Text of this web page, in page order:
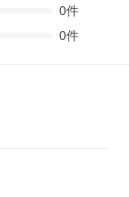
0件
0件